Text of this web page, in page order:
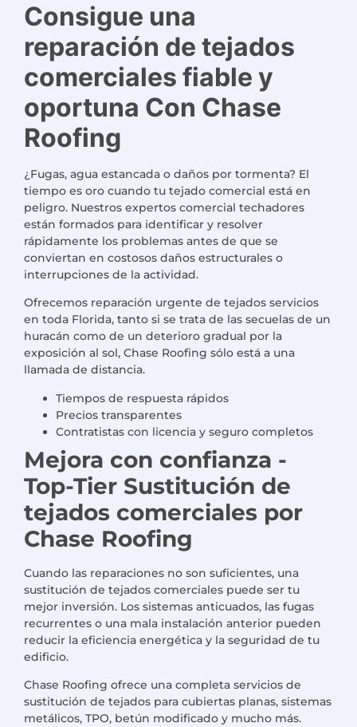
Consigue una
reparación de tejados
comerciales fiable y
oportuna Con Chase
Roofing
¿Fugas, agua estancada o daños por tormenta? El
tiempo es oro cuando tu tejado comercial está en
peligro. Nuestros expertos comercial techadores
están formados para identificar y resolver
rápidamente los problemas antes de que se
conviertan en costosos daños estructurales o
interrupciones de la actividad.
Ofrecemos reparación urgente de tejados servicios
en toda Florida, tanto si se trata de las secuelas de un
huracán como de un deterioro gradual por la
exposición al sol, Chase Roofing sólo está a una
llamada de distancia.
Tiempos de respuesta rápidos
Precios transparentes
Contratistas con licencia y seguro completos
Mejora con confianza -
Top-Tier Sustitución de
tejados comerciales por
Chase Roofing
Cuando las reparaciones no son suficientes, una
sustitución de tejados comerciales puede ser tu
mejor inversión. Los sistemas anticuados, las fugas
recurrentes o una mala instalación anterior pueden
reducir la eficiencia energética y la seguridad de tu
edificio.
Chase Roofing ofrece una completa servicios de
sustitución de tejados para cubiertas planas, sistemas
metálicos, TPO, betún modificado y mucho más.